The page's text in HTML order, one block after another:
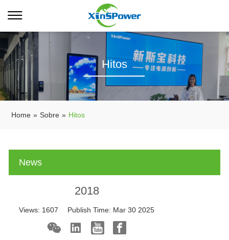
Hitos
Home » Sobre » Hitos
News
2018
Views: 1607 Publish Time: Mar 30 2025